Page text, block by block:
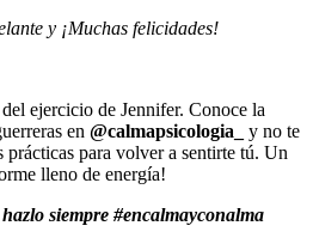
y ¡Muchas felicidades!
ejercicio de Jennifer. Conoce la
en @calmapsicologia_
y no te
prácticas para volver a sentirte tú. Un
lleno de energía!
siempre #encalmayconalma